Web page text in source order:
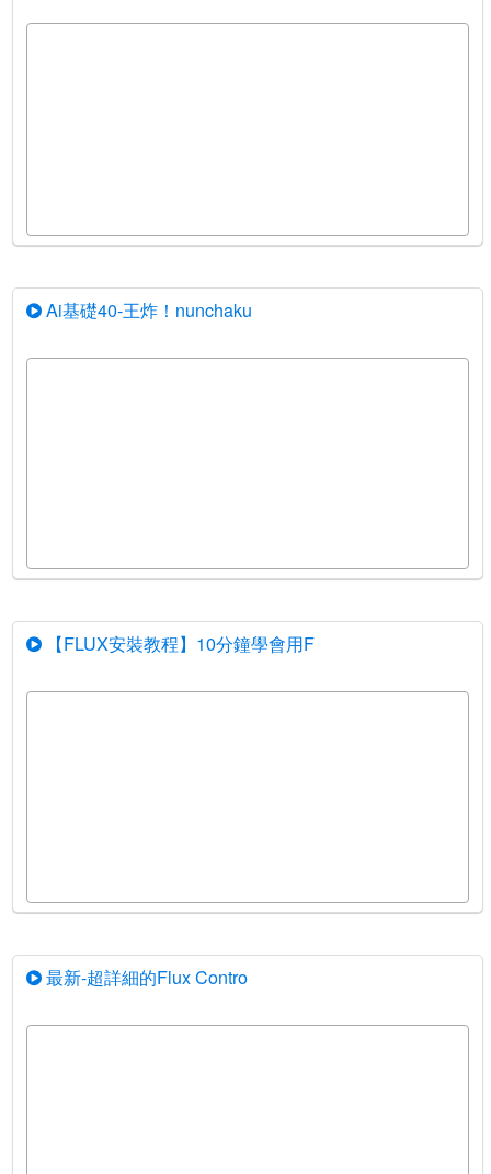
Ai基礎40-王炸！nunchaku
【FLUX安裝教程】10分鐘學會用F
最新-超詳細的Flux Contro